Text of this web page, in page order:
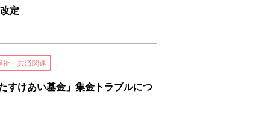
定
祉・共済関連
すけあい基金」集金トラブルにつ